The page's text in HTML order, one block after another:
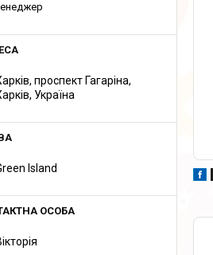
проспект Гагаріна,
Україна
Island